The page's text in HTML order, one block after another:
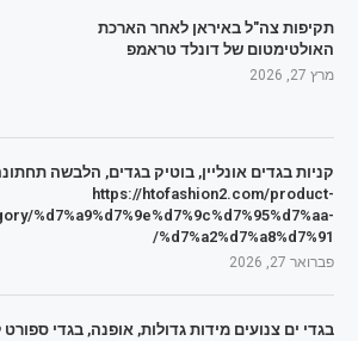
תקיפות צה"ל באיראן לאחר הארכת
האולטימטום של דונלד טראמפ
מרץ 27, 2026
קניות בגדים אונליין, בוטיק בגדים, הלבשה
https://htofashion2.com/product-
%d7%a9%d7%9e%d7%9c%d7%95%d7%aa-
%d7%a2%d7%a8%d7%91/
פברואר 27, 2026
בגדי ים צנועים מידות גדולות, אופנה, בגדי